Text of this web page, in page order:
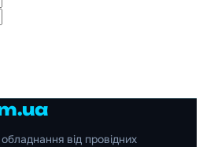
від провідних